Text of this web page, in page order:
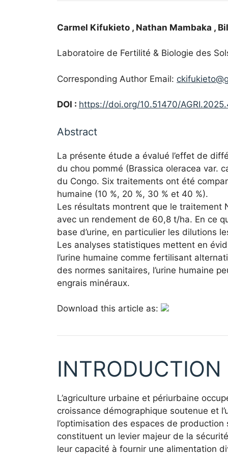
Carmel Kifukieto , Nathan Mambaka ,
Laboratoire de Fertilité & Biologie des
Corresponding Author Email:
DOI : https://doi.org/10.51470/
Abstract
La présente étude a évalué l’effet de
du chou pommé (Brassica oleracea var.
du Congo. Six traitements ont été
humaine (10 %, 20 %, 30 % et 40 %).
Les résultats montrent que le traitement
avec un rendement de 60,8 t/ha. En ce
base d’urine, en particulier les dilutions
Les analyses statistiques mettent en
l’urine humaine comme fertilisant
des normes sanitaires, l’urine humaine
engrais minéraux.
Download this article as:
INTRODUCTION
L’agriculture urbaine et périurbaine
croissance démographique soutenue et
l’optimisation des espaces de
constituent un levier majeur de la
leur capacité à fournir une alimentation